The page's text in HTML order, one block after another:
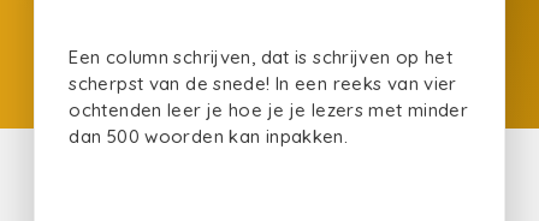
Een column schrijven, dat is schrijven op het
scherpst van de snede! In een reeks van vier
ochtenden leer je hoe je je lezers met minder
dan 500 woorden kan inpakken.